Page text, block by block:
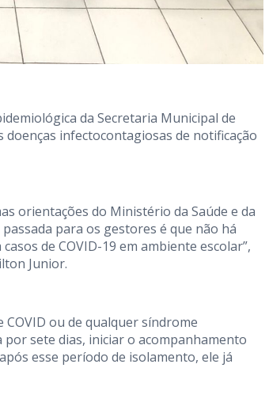
da Secretaria Municipal de
doenças infectocontagiosas de notificação
orientações do Ministério da Saúde e da
para os gestores é que não há
de COVID-19 em ambiente escolar”,
Junior.
ou de qualquer síndrome
sete dias, iniciar o acompanhamento
esse período de isolamento, ele já